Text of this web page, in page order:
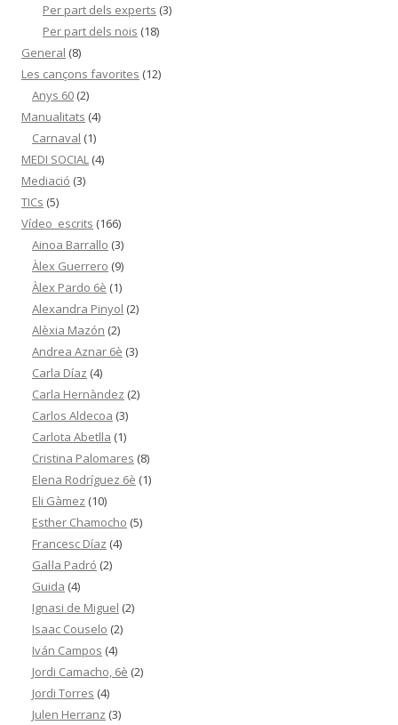
Per part dels experts (3)
Per part dels nois (18)
General (8)
Les cançons favorites (12)
Anys 60 (2)
Manualitats (4)
Carnaval (1)
MEDI SOCIAL (4)
Mediació (3)
TICs (5)
Vídeo_escrits (166)
Ainoa Barrallo (3)
Àlex Guerrero (9)
Àlex Pardo 6è (1)
Alexandra Pinyol (2)
Alèxia Mazón (2)
Andrea Aznar 6è (3)
Carla Díaz (4)
Carla Hernàndez (2)
Carlos Aldecoa (3)
Carlota Abetlla (1)
Cristina Palomares (8)
Elena Rodríguez 6è (1)
Eli Gàmez (10)
Esther Chamocho (5)
Francesc Díaz (4)
Gal·la Padró (2)
Guida (4)
Ignasi de Miguel (2)
Isaac Couselo (2)
Iván Campos (4)
Jordi Camacho, 6è (2)
Jordi Torres (4)
Julen Herranz (3)